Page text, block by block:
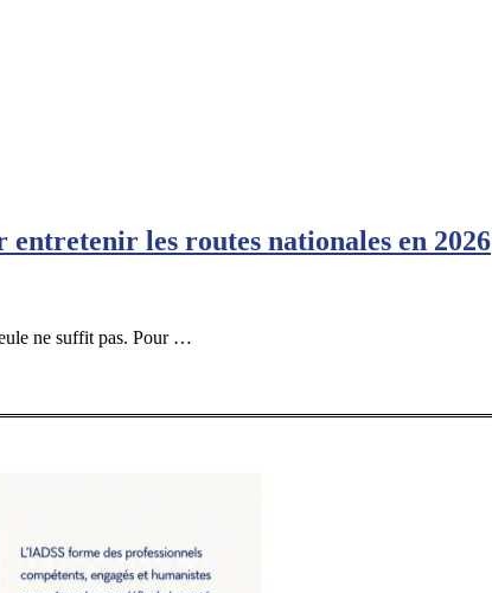
les routes nationales en 2026
ne suffit pas. Pour …